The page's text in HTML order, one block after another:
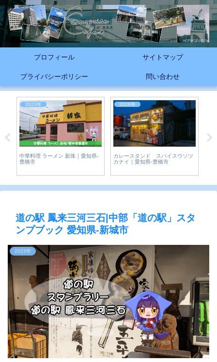
プロフィール サイトマップ
プライバシーポリシー 問い合わせ
2023年
中華料理 ラーメン 新珠｜愛知県-
豊橋市
2026年
カレースタンド スパイスウソツ
カナイ｜愛知県-豊橋市
道の駅 鳳来三河三石|中部「道の駅」スタ
ンプブック 愛知県-新城市
2023年